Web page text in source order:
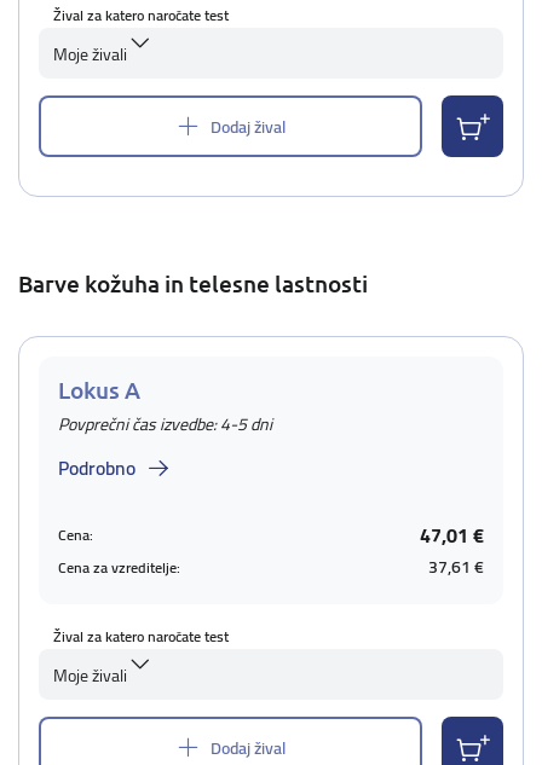
Žival za katero naročate test
Moje živali
Dodaj žival
Barve kožuha in telesne lastnosti
Lokus A
Povprečni čas izvedbe: 4-5 dni
Podrobno
Cena: 47,01 €
Cena za vzreditelje: 37,61 €
Žival za katero naročate test
Moje živali
Dodaj žival